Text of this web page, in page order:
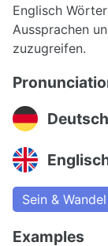
Englisch
Aussprachen
zuzugreifen.
Sein & Wandel
Examples